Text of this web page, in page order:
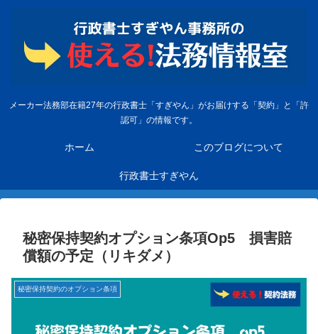
メーカー法務部在籍27年の行政書士「すぎやん」がお届けする「契約」と「許
認可」の情報です。
ホーム このブログについて
行政書士すぎやん
秘密保持契約オプション条項Op5 損害賠
償額の予定（リキダメ）
秘密保持契約のオプション条項